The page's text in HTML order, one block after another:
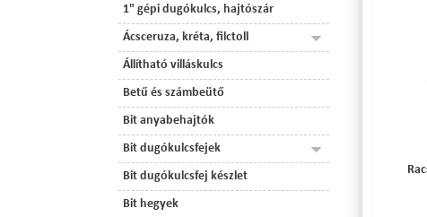
1" gépi dugókulcs, hajtószár
Ácsceruza, kréta, filctoll
Állítható villáskulcs
Betű és számbeütő
Bit anyabehajtók
Bit dugókulcsfejek
Bit dugókulcsfej készlet
Bit hegyek